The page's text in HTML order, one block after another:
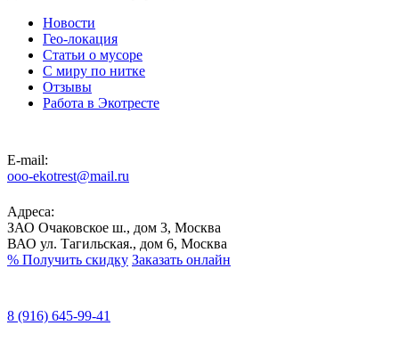
Новости
Гео-локация
Статьи о мусоре
С миру по нитке
Отзывы
Работа в Экотресте
E-mail:
ooo-ekotrest@mail.ru
Адреса:
ЗАО Очаковское ш., дом 3, Москва
ВАО ул. Тагильская., дом 6, Москва
% Получить скидку Заказать онлайн
8 (916) 645-99-41